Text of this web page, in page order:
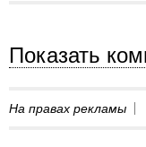
Показать
На правах рекламы